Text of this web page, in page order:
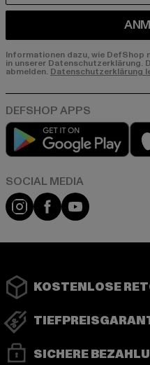
Informationen dazu, wie DefShop
in unserer Datenschutzerklärung.
abmelden. Datenschutzerklärung
Instagram
FacebookYouTube
KOSTENLOSE
SICHERE